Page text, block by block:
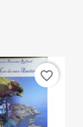
favorite_border